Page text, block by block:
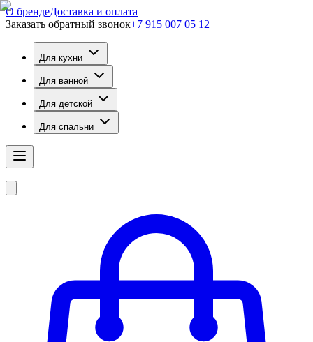
О брендеДоставка и оплата
Заказать обратный звонок+7 915 007 05 12
Для кухни
Для ванной
Для детской
Для спальни